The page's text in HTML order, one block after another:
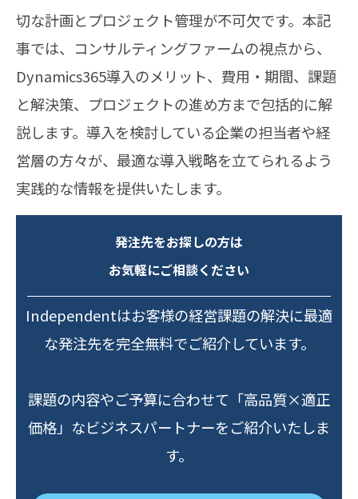
切な計画とプロジェクト管理が不可欠です。本記
事では、コンサルティングファームの視点から、
Dynamics365導入のメリット、費用・期間、課題
と解決策、プロジェクトの進め方まで包括的に解
説します。導入を検討している企業の担当者や経
営層の方々が、最適な導入戦略を立てられるよう
実践的な情報を提供いたします。
発注先をお探しの方は
お気軽にご相談ください
Independentはお客様の経営課題の解決に最適
な発注先を完全無料でご紹介しています。
課題の内容やご予算に合わせて「高品質×適正
価格」なビジネスパートナーをご紹介いたしま
す。